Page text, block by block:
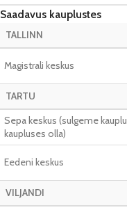
Saadavus kauplustes
TALLINN
Magistrali keskus
TARTU
Sepa keskus (sulgeme
kaupluses olla)
Eedeni keskus
VILJANDI